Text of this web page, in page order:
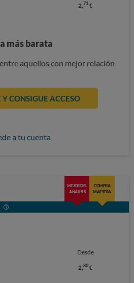
2, 71 €
más barata
aquellos con mejor relación
Y CONSIGUE ACCESO
a tu cuenta
MEJOR DEL
ANÁLISIS
COMPRA
MAESTRA
Desde
2,80 €